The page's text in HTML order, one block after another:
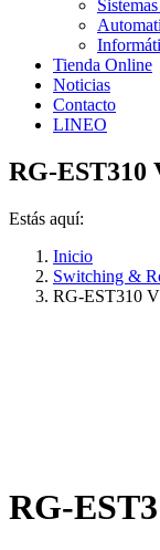
Tienda Online
Noticias
Contacto
LINEO
RG-EST310
Estás aquí:
Inicio
Switching &
RG-EST310
RG-